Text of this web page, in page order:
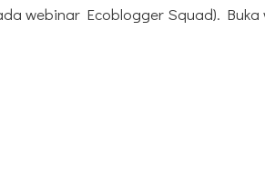
webinar Ecoblogger Squad). Buka